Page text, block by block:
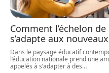
Comment l’échelon
s’adapte aux
Dans le paysage éducatif
l’éducation nationale prend une
appelés à s’adapter à des…